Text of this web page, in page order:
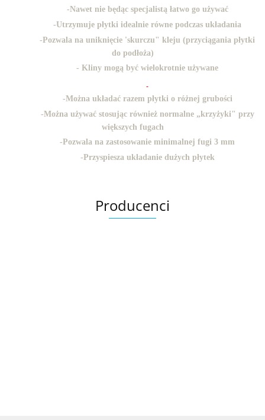
-Nawet nie będąc specjalistą łatwo go używać
-Utrzymuje płytki idealnie równe podczas układania
-Pozwala na uniknięcie 'skurczu" kleju (przyciągania płytki
do podłoża)
- Kliny mogą być wielokrotnie używane
-Można układać razem płytki o różnej grubości
-Można używać stosując również normalne „krzyżyki" przy
większych fugach
-Pozwala na zastosowanie minimalnej fugi 3 mm
-Przyspiesza układanie dużych płytek
Producenci